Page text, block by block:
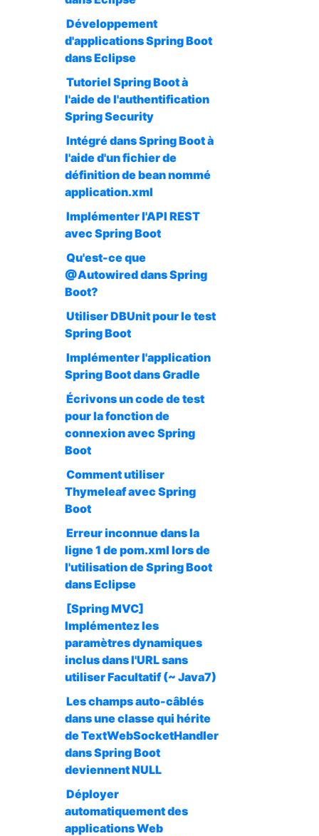
Développement
d'applications Spring Boot
dans Eclipse
Tutoriel Spring Boot à
l'aide de l'authentification
Spring Security
Intégré dans Spring Boot à
l'aide d'un fichier de
définition de bean nommé
application.xml
Implémenter l'API REST
avec Spring Boot
Qu'est-ce que
@Autowired dans Spring
Boot?
Utiliser DBUnit pour le test
Spring Boot
Implémenter l'application
Spring Boot dans Gradle
Écrivons un code de test
pour la fonction de
connexion avec Spring
Boot
Comment utiliser
Thymeleaf avec Spring
Boot
Erreur inconnue dans la
ligne 1 de pom.xml lors de
l'utilisation de Spring Boot
dans Eclipse
[Spring MVC]
Implémentez les
paramètres dynamiques
inclus dans l'URL sans
utiliser Facultatif (~ Java7)
Les champs auto-câblés
dans une classe qui hérite
de TextWebSocketHandler
dans Spring Boot
deviennent NULL
Déployer
automatiquement des
applications Web